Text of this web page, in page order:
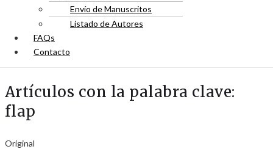
Envío de Manuscritos
Listado de Autores
FAQs
Contacto
Artículos con la palabra clave:
flap
Original